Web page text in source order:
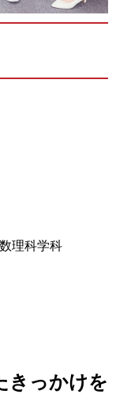
理科学科
きっかけを